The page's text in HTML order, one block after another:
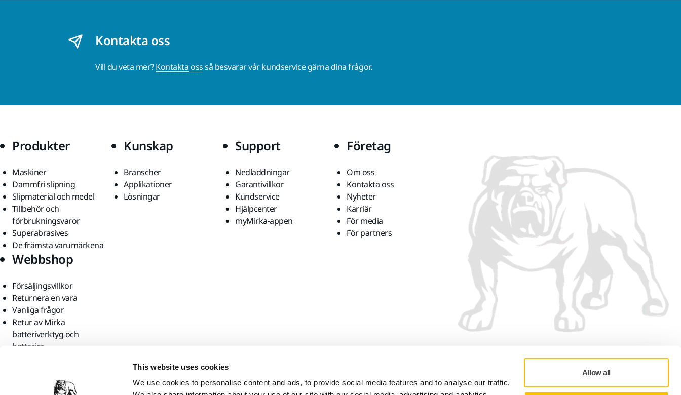
This website uses cookies
We use cookies to personalise content and ads, to provide social media features and to analyse our traffic.
Allow all
Kontakta oss
Vill du veta mer?Kontakta ossså besvarar vår kundservice gärna dina frågor.
Produkter
Maskiner
Dammfri slipning
Slipmaterial och medel
Tillbehör och
förbrukningsvaror
Superabrasives
De främsta varumärkena
Kunskap
Branscher
Applikationer
Lösningar
Support
Nedladdningar
Garantivillkor
Kundservice
Hjälpcenter
myMirka-appen
Företag
Om oss
Kontakta oss
Nyheter
Karriär
För media
För partners
Webbshop
Försäljingsvillkor
Returnera en vara
Vanliga frågor
Retur av Mirka
batteriverktyg och
batterier